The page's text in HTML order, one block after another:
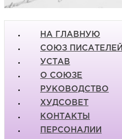
НА ГЛАВНУЮ
СОЮЗ ПИСАТЕЛЕЙ
УСТАВ
О СОЮЗЕ
РУКОВОДСТВО
ХУДСОВЕТ
КОНТАКТЫ
ПЕРСОНАЛИИ